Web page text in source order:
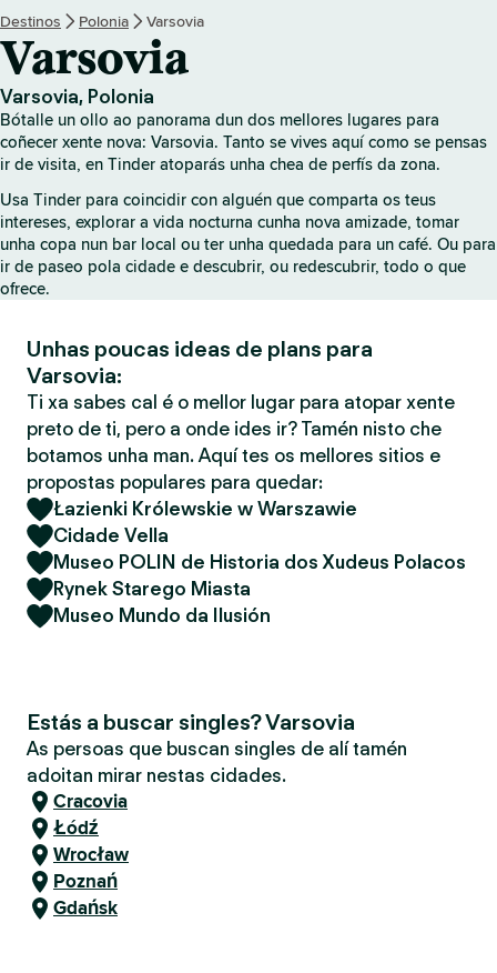
Destinos Polonia Varsovia
Varsovia
Varsovia, Polonia
Bótalle un ollo ao panorama dun dos mellores lugares para
coñecer xente nova: Varsovia. Tanto se vives aquí como se pensas
ir de visita, en Tinder atoparás unha chea de perfís da zona.
Usa Tinder para coincidir con alguén que comparta os teus
intereses, explorar a vida nocturna cunha nova amizade, tomar
unha copa nun bar local ou ter unha quedada para un café. Ou para
ir de paseo pola cidade e descubrir, ou redescubrir, todo o que
ofrece.
Unhas poucas ideas de plans para
Varsovia:
Ti xa sabes cal é o mellor lugar para atopar xente
preto de ti, pero a onde ides ir? Tamén nisto che
botamos unha man. Aquí tes os mellores sitios e
propostas populares para quedar:
Łazienki Królewskie w Warszawie
Cidade Vella
Museo POLIN de Historia dos Xudeus Polacos
Rynek Starego Miasta
Museo Mundo da Ilusión
Estás a buscar singles? Varsovia
As persoas que buscan singles de alí tamén
adoitan mirar nestas cidades.
Cracovia
Łódź
Wrocław
Poznań
Gdańsk